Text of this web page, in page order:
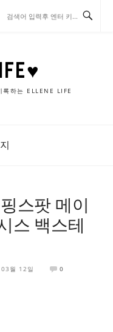
록하는 ELLENE LIFE
스팟 메이
스 백스테
월 12일 0